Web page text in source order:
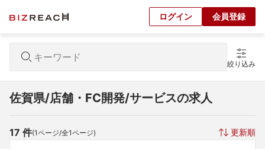
ログイン 会員登録
絞り込み
佐賀県/店舗・FC開発/サービスの求人
17 件(1ページ/全1ページ) 更新順